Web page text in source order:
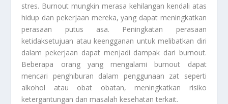
stres. Burnout mungkin merasa kehilangan kendali atas
hidup dan pekerjaan mereka, yang dapat meningkatkan
perasaan putus asa. Peningkatan perasaan
ketidaksetujuan atau keengganan untuk melibatkan diri
dalam pekerjaan dapat menjadi dampak dari burnout.
Beberapa orang yang mengalami burnout dapat
mencari penghiburan dalam penggunaan zat seperti
alkohol atau obat obatan, meningkatkan risiko
ketergantungan dan masalah kesehatan terkait.